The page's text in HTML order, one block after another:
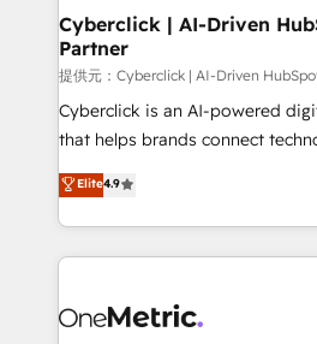
Cyberclick | AI-Driven
Partner
提供元：Cyberclick | AI-Driven
Cyberclick is an AI-powered
that helps brands connect
creativity to achieve measurable
Barcelona and operating across
the UK, we support global
smarter marketing, sales, and
Iberia (Spain & Portugal), we
Elite4.9